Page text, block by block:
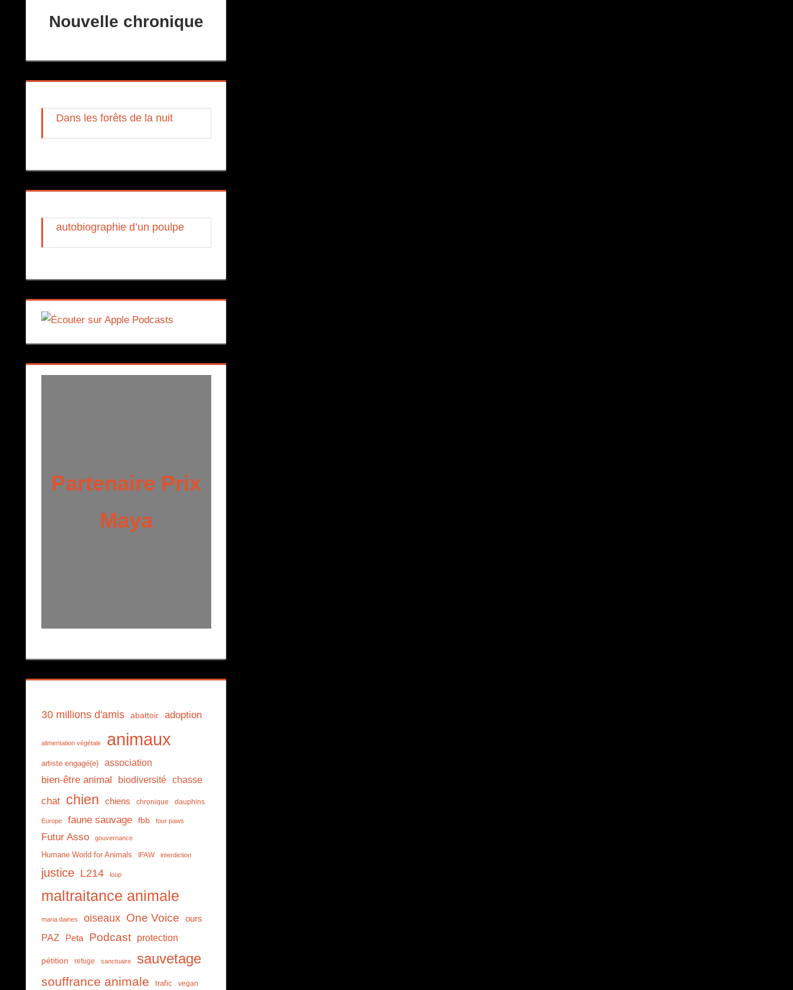
Nouvelle chronique
Dans les forêts de la nuit
autobiographie d’un poulpe
Partenaire Prix
Maya
30 millions d'amis abattoir adoption
alimentation végétale animaux
artiste engagé(e) association
bien-être animal biodiversité chasse
chat chien chiens chronique dauphins
Europe faune sauvage fbb four paws
Futur Asso gouvernance
Humane World for Animals IFAW interdiction
justice L214 loup
maltraitance animale
maria daines oiseaux One Voice ours
PAZ Peta Podcast protection
pétition refuge sanctuaire sauvetage
souffrance animale trafic vegan